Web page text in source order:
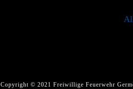
Copyright © 2021 Freiwillige Feuerwehr